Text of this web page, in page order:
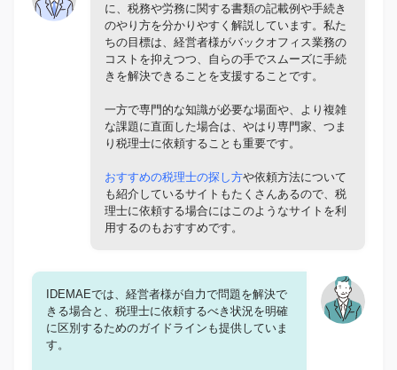
に、税務や労務に関する書類の記載例や手続き
のやり方を分かりやすく解説しています。私た
ちの目標は、経営者様がバックオフィス業務の
コストを抑えつつ、自らの手でスムーズに手続
きを解決できることを支援することです。
一方で専門的な知識が必要な場面や、より複雑
な課題に直面した場合は、やはり専門家、つま
り税理士に依頼することも重要です。
おすすめの税理士の探し方や依頼方法について
も紹介しているサイトもたくさんあるので、税
理士に依頼する場合にはこのようなサイトを利
用するのもおすすめです。
IDEMAEでは、経営者様が自力で問題を解決で
きる場合と、税理士に依頼するべき状況を明確
に区別するためのガイドラインも提供していま
す。